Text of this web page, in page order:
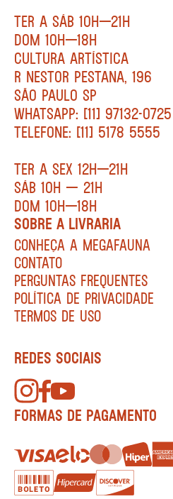
TER A SÁB 10H—21H
DOM 10H—18H
CULTURA ARTÍSTICA
R NESTOR PESTANA, 196
SÃO PAULO SP
WHATSAPP: [11] 97132-0725
TELEFONE: [11] 5178 5555
TER A SEX 12H—21H
SÁB 10H — 21H
DOM 10H—18H
SOBRE A LIVRARIA
CONHEÇA A MEGAFAUNA
CONTATO
PERGUNTAS FREQUENTES
POLÍTICA DE PRIVACIDADE
TERMOS DE USO
REDES SOCIAIS
FORMAS DE PAGAMENTO